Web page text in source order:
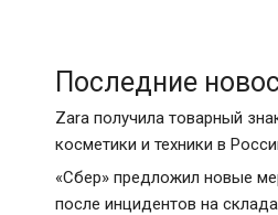
Последние
Zara получила товарный
косметики и техники в
«Сбер» предложил новые
после инцидентов на